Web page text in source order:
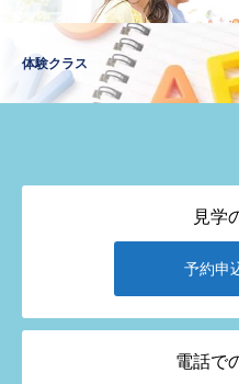
体験クラス
見学
予約申
電話で